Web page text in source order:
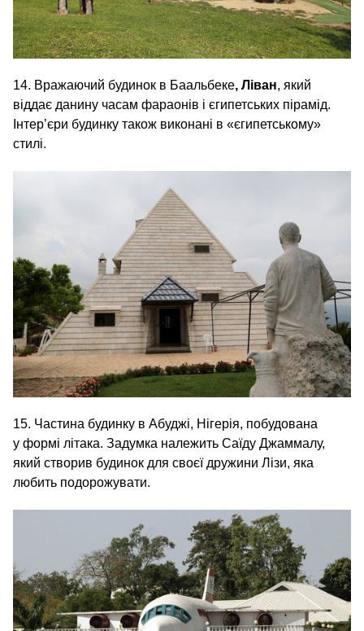
14. Вражаючий будинок в Баальбеке, Ліван, який
віддає данину часам фараонів і єгипетських пірамід.
Інтер’єри будинку також виконані в «єгипетському»
стилі.
15. Частина будинку в Абуджі, Нігерія, побудована
у формі літака. Задумка належить Саїду Джаммалу,
який створив будинок для своєї дружини Лізи, яка
любить подорожувати.